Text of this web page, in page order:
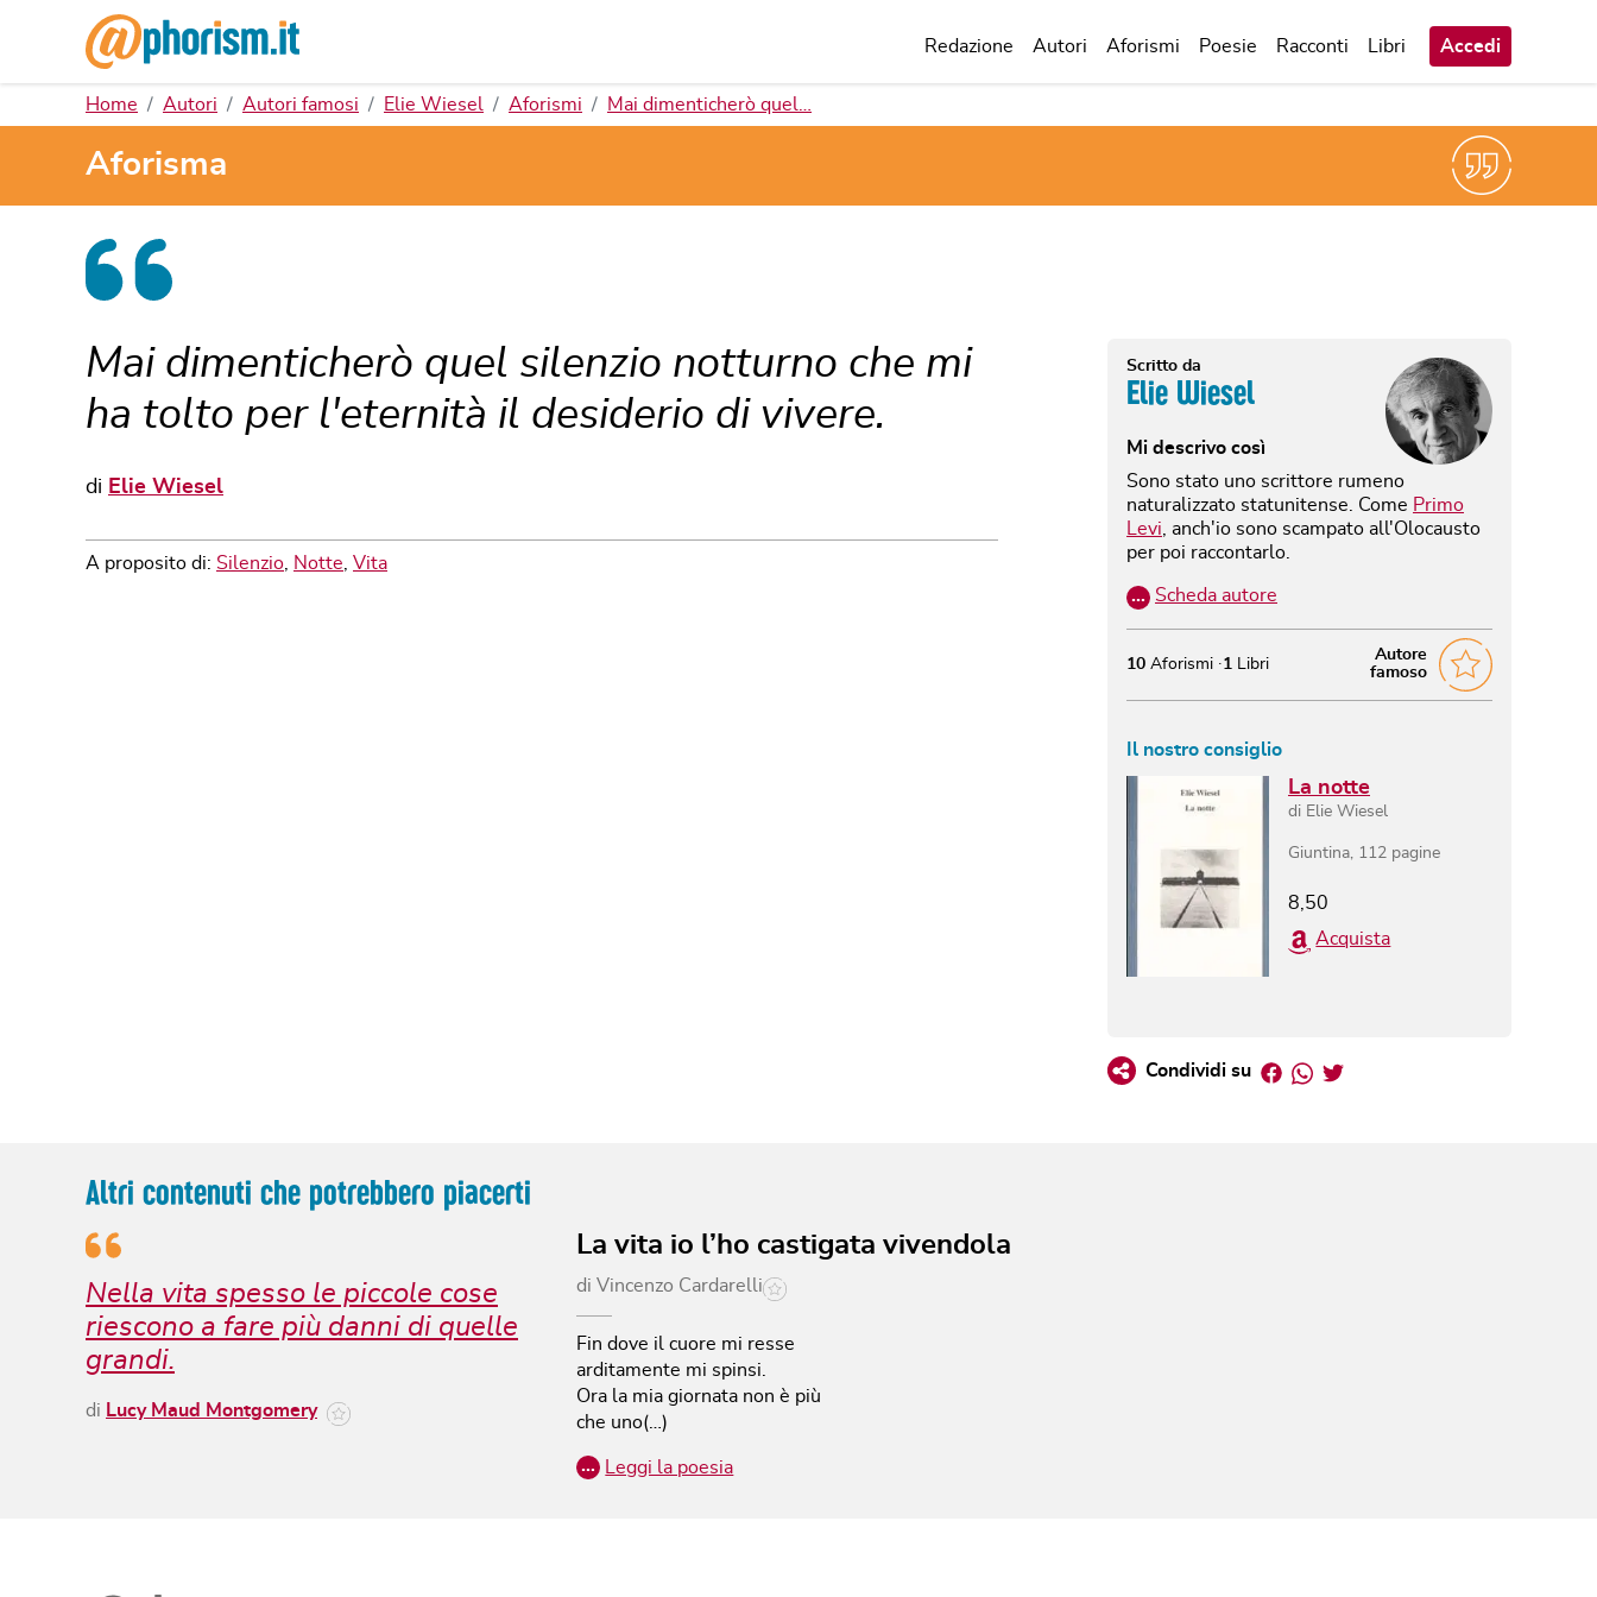
Redazione Autori Aforismi Poesie Racconti Libri Accedi
Home Autori Autori famosi Elie Wiesel Aforismi Mai dimenticherò quel…
Aforisma
Mai dimenticherò quel silenzio notturno che mi
ha tolto per l'eternità il desiderio di vivere.
di Elie Wiesel
A proposito di: Silenzio, Notte, Vita
Scritto da
Elie Wiesel
Mi descrivo così
Sono stato uno scrittore rumeno
naturalizzato statunitense. Come Primo
Levi , anch'io sono scampato all'Olocausto
per poi raccontarlo.
… Scheda autore
Autore
famoso
10 Aforismi 1 Libri
Il nostro consiglio
La notte
di Elie Wiesel
Giuntina 112 pagine
8,50
Acquista
Condividi su Facebook
Whatsapp
Twitter
Altri contenuti che potrebbero piacerti
Nella vita spesso le piccole cose
riescono a fare più danni di quelle
grandi.
di Lucy Maud Montgomery
La vita io l’ho castigata vivendola
diVincenzo Cardarelli
Fin dove il cuore mi resse
arditamente mi spinsi.
Ora la mia giornata non è più
che uno(…)
… Leggi la poesia